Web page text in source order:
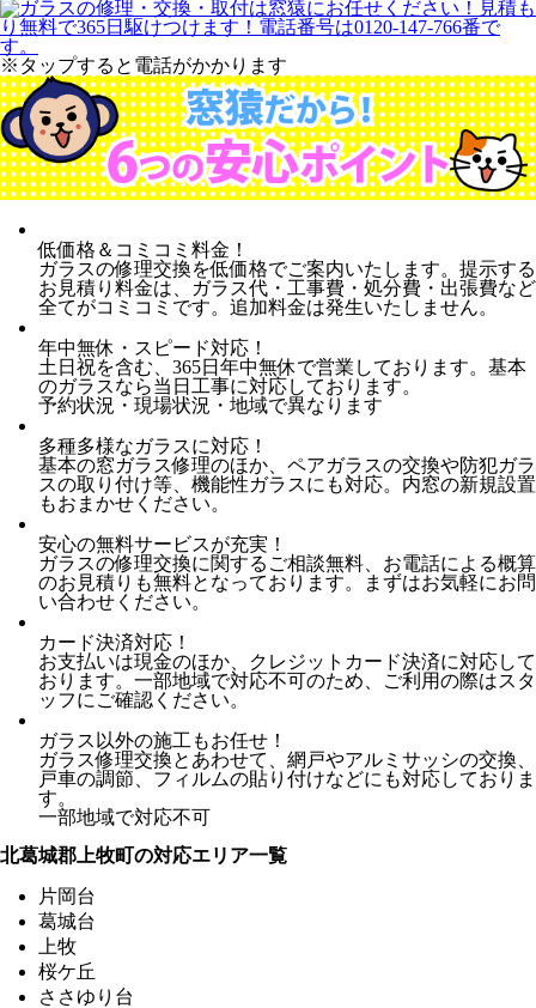
※タップすると電話がかかります
低価格＆コミコミ料金！
ガラスの修理交換を低価格でご案内いたします。提示する
お見積り料金は、ガラス代・工事費・処分費・出張費など
全てがコミコミです。追加料金は発生いたしません。
年中無休・スピード対応！
土日祝を含む、365日年中無休で営業しております。基本
のガラスなら当日工事に対応しております。
予約状況・現場状況・地域で異なります
多種多様なガラスに対応！
基本の窓ガラス修理のほか、ペアガラスの交換や防犯ガラ
スの取り付け等、機能性ガラスにも対応。内窓の新規設置
もおまかせください。
安心の無料サービスが充実！
ガラスの修理交換に関するご相談無料、お電話による概算
のお見積りも無料となっております。まずはお気軽にお問
い合わせください。
カード決済対応！
お支払いは現金のほか、クレジットカード決済に対応して
おります。一部地域で対応不可のため、ご利用の際はスタ
ッフにご確認ください。
ガラス以外の施工もお任せ！
ガラス修理交換とあわせて、網戸やアルミサッシの交換、
戸車の調節、フィルムの貼り付けなどにも対応しておりま
す。
一部地域で対応不可
北葛城郡上牧町の対応エリア一覧
片岡台
葛城台
上牧
桜ケ丘
ささゆり台